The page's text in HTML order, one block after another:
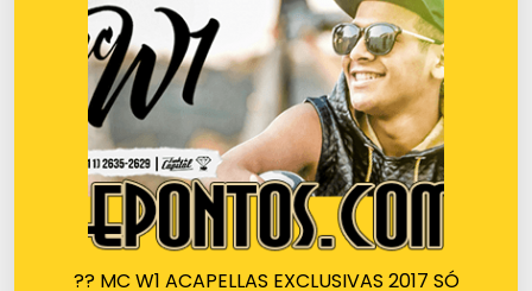
?? MC W1 ACAPELLAS EXCLUSIVAS 2017 SÓ